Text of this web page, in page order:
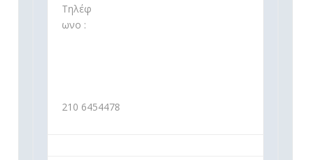
Τηλέφ
ωνο :
210 6454478